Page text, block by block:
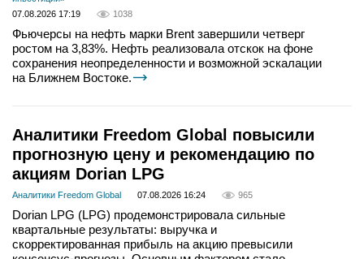
07.08.2026 17:19
1038
Фьючерсы на нефть марки Brent завершили четверг
ростом на 3,83%. Нефть реализовала отскок на фоне
сохранения неопределенности и возможной эскалации
на Ближнем Востоке.
Аналитики Freedom Global повысили
прогнозную цену и рекомендацию по
акциям Dorian LPG
Аналитики Freedom Global 07.08.2026 16:24 965
Dorian LPG (LPG) продемонстрировала сильные
квартальные результаты: выручка и
скорректированная прибыль на акцию превысили